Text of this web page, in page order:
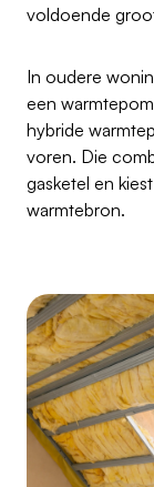
voldoende
In oudere
een
hybride
voren. Die
gasketel en
warmtebron.